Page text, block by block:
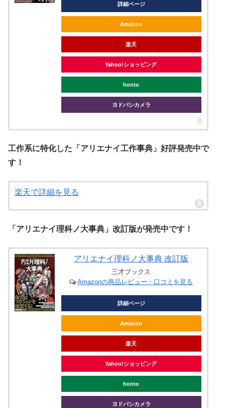
詳細ページ
Amazon
楽天
Yahoo!ショッピング
honto
ヨドバシカメラ
工作系に特化した「アリエナイ工作事典」好評発売中で
す！
楽天で詳細を見る
「アリエナイ理科ノ大事典」改訂版が発売中です！
アリエナイ理科ノ大事典 改訂版
三才ブックス
Amazonの商品レビュー・口コミを見る
詳細ページ
Amazon
楽天
Yahoo!ショッピング
honto
ヨドバシカメラ